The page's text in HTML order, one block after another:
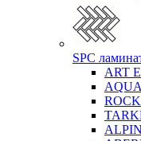
SPC
ART